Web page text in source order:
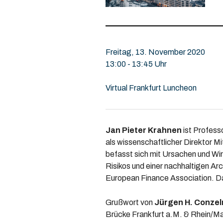
Freitag, 13. November 2020
13:00 - 13:45 Uhr
Virtual Frankfurt Luncheon
Jan Pieter Krahnen ist
als wissenschaftlicher Direktor
befasst sich mit Ursachen und
Risikos und einer nachhaltigen
European Finance Association.
Grußwort von Jürgen H.
Brücke Frankfurt a.M. & Rhein/